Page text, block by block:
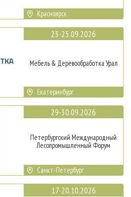
Красноярск
23-25.09.2026
Мебель & Деревообработка Урал
Екатеринбург
29-30.09.2026
Петербургский Международный
Лесопромышленный Форум
Санкт-Петербург
17-20.10.2026